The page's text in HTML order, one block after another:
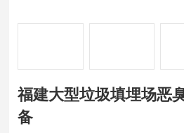
福建大型垃圾填埋场恶
备